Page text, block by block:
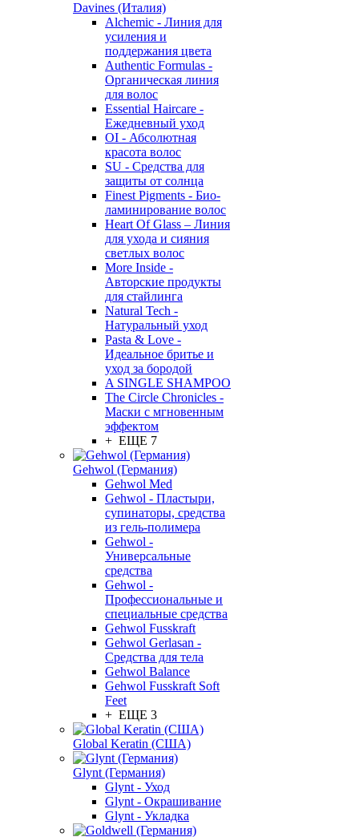
Davines (Италия)
Alchemic - Линия для
усиления и
поддержания цвета
Authentic Formulas -
Органическая линия
для волос
Essential Haircare -
Eжедневный уход
OI - Абсолютная
красота волос
SU - Средства для
защиты от солнца
Finest Pigments - Био-
ламинирование волос
Heart Of Glass – Линия
для ухода и сияния
светлых волос
More Inside -
Авторские продукты
для стайлинга
Natural Tech -
Натуральный уход
Pasta & Love -
Идеальное бритье и
уход за бородой
A SINGLE SHAMPOO
The Circle Chronicles -
Маски с мгновенным
эффектом
+ ЕЩЕ 7
Gehwol (Германия)
Gehwol Med
Gehwol - Пластыри,
супинаторы, средства
из гель-полимера
Gehwol -
Универсальные
средства
Gehwol -
Профессиональные и
специальные средства
Gehwol Fusskraft
Gehwol Gerlasan -
Средства для тела
Gehwol Balance
Gehwol Fusskraft Soft
Feet
+ ЕЩЕ 3
Global Keratin (США)
Glynt (Германия)
Glynt - Уход
Glynt - Окрашивание
Glynt - Укладка